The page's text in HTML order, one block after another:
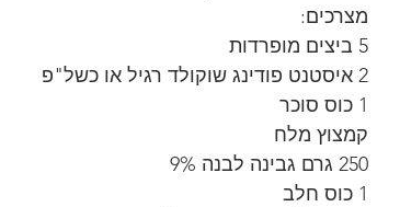
מצרכים:
5 ביצים מופרדות
2 איסטנט פודינג שוקולד רגיל או כשל"פ
1 כוס סוכר
קמצוץ מלח
250 גרם גבינה לבנה 9%
1 כוס חלב